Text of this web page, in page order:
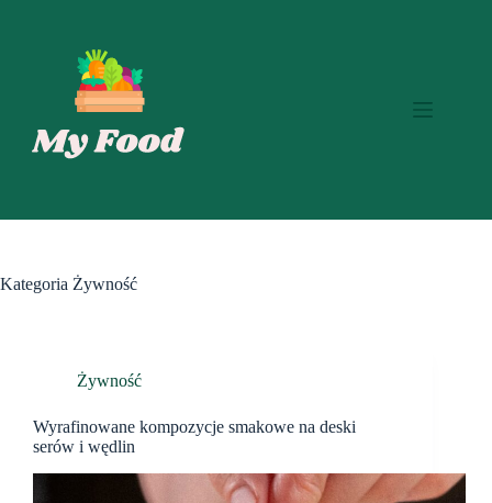
Kategoria Żywność
Żywność
Wyrafinowane kompozycje smakowe na deski
serów i wędlin